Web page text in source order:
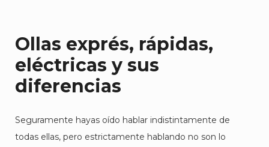
Ollas exprés, rápidas,
eléctricas y sus
diferencias
Seguramente hayas oído hablar indistintamente de
todas ellas, pero estrictamente hablando no son lo